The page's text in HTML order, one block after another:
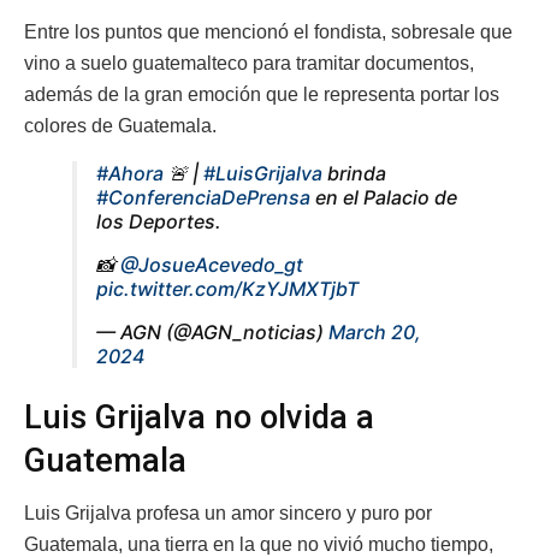
Entre los puntos que mencionó el fondista, sobresale que
vino a suelo guatemalteco para tramitar documentos,
además de la gran emoción que le representa portar los
colores de Guatemala.
#Ahora 🚨 | #LuisGrijalva brinda
#ConferenciaDePrensa en el Palacio de
los Deportes.
📸@JosueAcevedo_gt
pic.twitter.com/KzYJMXTjbT
— AGN (@AGN_noticias) March 20,
2024
Luis Grijalva no olvida a
Guatemala
Luis Grijalva profesa un amor sincero y puro por
Guatemala, una tierra en la que no vivió mucho tiempo,